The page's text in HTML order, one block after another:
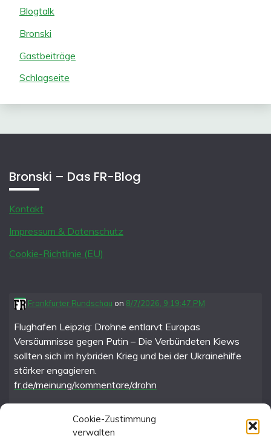
Cookie-Zustimmung
verwalten
Blogtalk
Bronski
Gastbeiträge
Schlagseite
Bronski – Das FR-Blog
Kontakt
Impressum & Datenschutz
Cookie-Richtlinie (EU)
Frankfurter Rundschau on 8/7/2026, 9:19:47 PM
Flughafen Leipzig: Drohne entlarvt Europas
Versäumnisse gegen Putin – Die Verbündeten Kiews
sollten sich im hybriden Krieg und bei der Ukrainehilfe
stärker engagieren.
fr.de/meinung/kommentare/drohn